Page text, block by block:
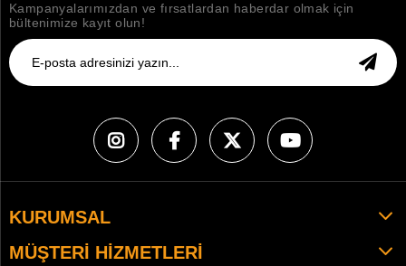
Kampanyalarımızdan ve fırsatlardan haberdar olmak için
bültenimize kayıt olun!
KURUMSAL
MÜŞTERI HIZMETLERI